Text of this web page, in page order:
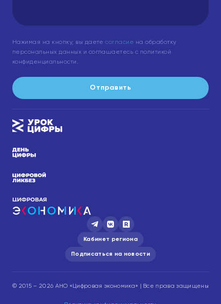
Нажимая на кнопку, вы даетесогласие на обработку
персональных данных и соглашаетесь с политикой
конфиденциальности.
Отправить
Кабинет региона
Подписаться на новости
© 2015 – 2026 АНО «Цифровая экономика» | Все права защищены